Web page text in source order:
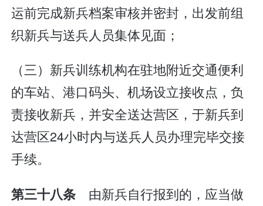
运前完成新兵档案审核并密封，出发前组
织新兵与送兵人员集体见面；
（三）新兵训练机构在驻地附近交通便利
的车站、港口码头、机场设立接收点，负
责接收新兵，并安全送达营区，于新兵到
达营区24小时内与送兵人员办理完毕交接
手续。
第三十八条 由新兵自行报到的，应当做